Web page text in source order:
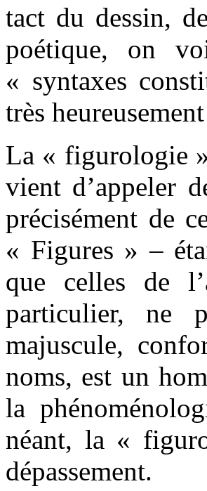
tact du dessin,
poétique, on
« syntaxes
très
La « figurologie
vient d’appeler
précisément de
« Figures » –
que celles de
particulier, ne
majuscule,
noms, est un
la
néant, la «
dépassement.